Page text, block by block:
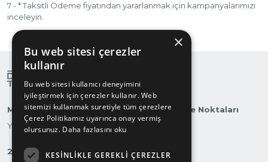
7 - * Taksitli Ödeme fiyatından yararlanmak için kampanyalarımızı
inceleyin.
Markalarımız
Yatırımcı İlişkileri
Otomobilite Noktaları
2.El
Test Sürüşü
×
Bu web sitesi çerezler
kullanır
Bu web sitesi kullanıcı deneyimini
iyileştirmek için çerezler kullanır. Web
sitemizi kullanmak suretiyle tüm çerezlere
Çerez Politikamız uyarınca onay vermiş
olursunuz. Daha fazlasını oku
KESINLIKLE GEREKLI ÇEREZLER